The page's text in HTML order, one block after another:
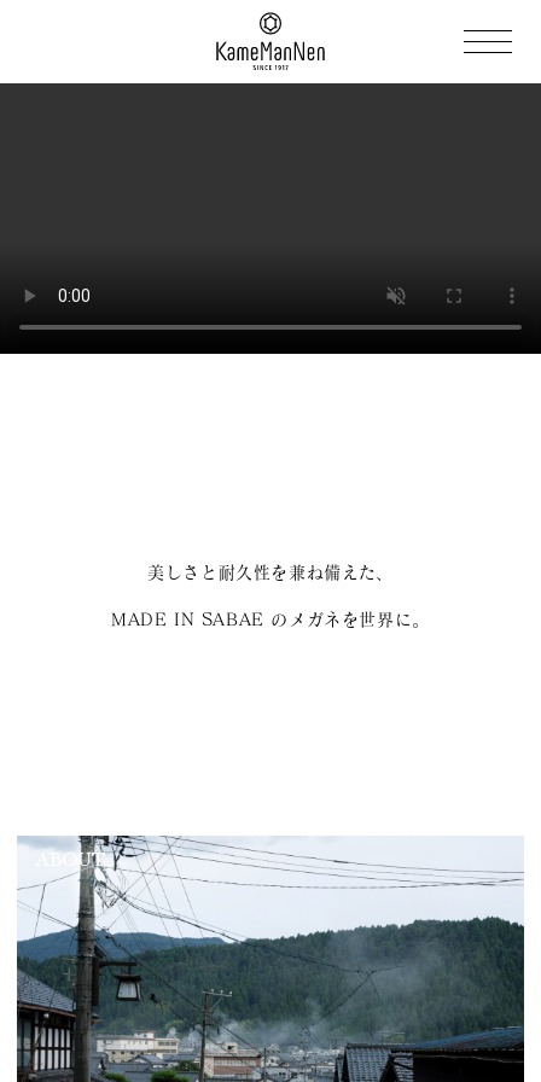
美しさと耐久性を兼ね備えた、
MADE IN SABAE のメガネを世界に。
ABOUT